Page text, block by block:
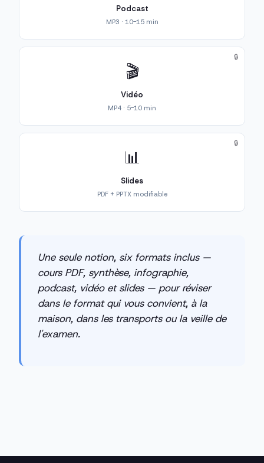
Podcast
MP3 · 10-15 min
🎬
Vidéo
MP4 · 5-10 min
🔒
📊
Slides
PDF + PPTX modifiable
🔒
Une seule notion, six formats inclus —
cours PDF, synthèse, infographie,
podcast, vidéo et slides — pour réviser
dans le format qui vous convient, à la
maison, dans les transports ou la veille de
l'examen.